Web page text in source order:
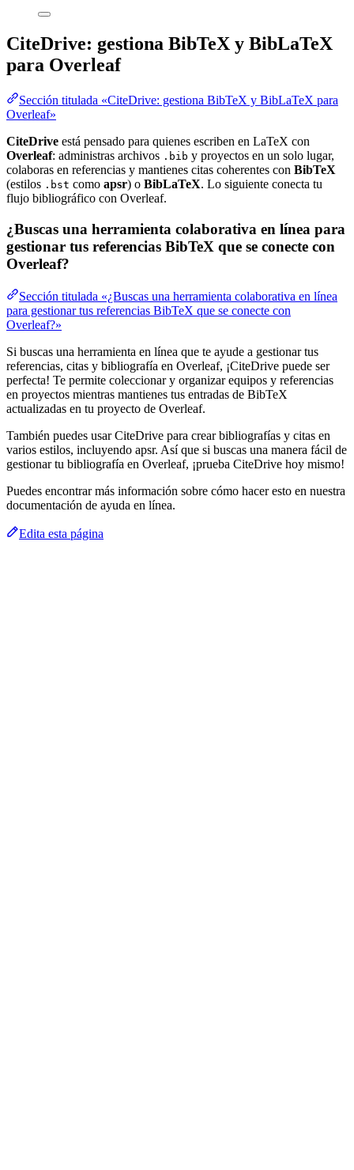
CiteDrive: gestiona BibTeX y BibLaTeX
para Overleaf
Sección titulada «CiteDrive: gestiona BibTeX y BibLaTeX para
Overleaf»
CiteDrive está pensado para quienes escriben en LaTeX con
Overleaf: administras archivos .bib y proyectos en un solo lugar,
colaboras en referencias y mantienes citas coherentes con BibTeX
(estilos .bst como apsr) o BibLaTeX. Lo siguiente conecta tu
flujo bibliográfico con Overleaf.
¿Buscas una herramienta colaborativa en línea para
gestionar tus referencias BibTeX que se conecte con
Overleaf?
Sección titulada «¿Buscas una herramienta colaborativa en línea
para gestionar tus referencias BibTeX que se conecte con
Overleaf?»
Si buscas una herramienta en línea que te ayude a gestionar tus
referencias, citas y bibliografía en Overleaf, ¡CiteDrive puede ser
perfecta! Te permite coleccionar y organizar equipos y referencias
en proyectos mientras mantienes tus entradas de BibTeX
actualizadas en tu proyecto de Overleaf.
También puedes usar CiteDrive para crear bibliografías y citas en
varios estilos, incluyendo apsr. Así que si buscas una manera fácil de
gestionar tu bibliografía en Overleaf, ¡prueba CiteDrive hoy mismo!
Puedes encontrar más información sobre cómo hacer esto en nuestra
documentación de ayuda en línea.
Edita esta página